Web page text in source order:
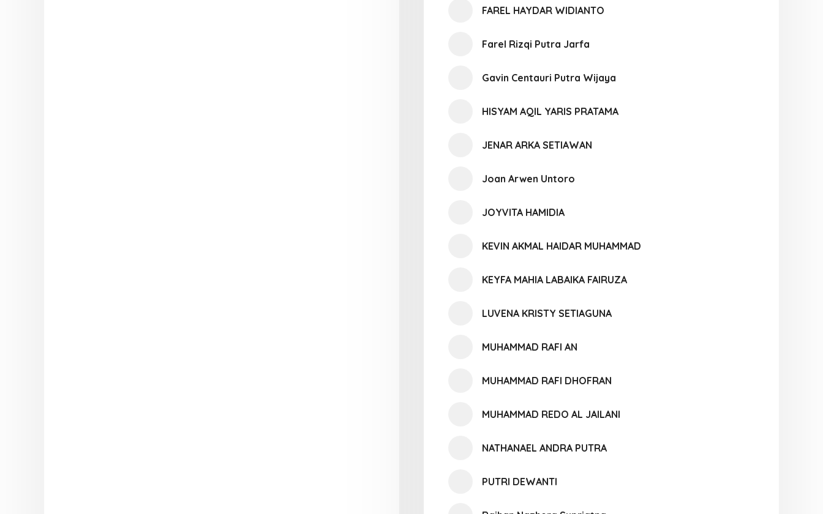
FAREL HAYDAR WIDIANTO
Farel Rizqi Putra Jarfa
Gavin Centauri Putra Wijaya
HISYAM AQIL YARIS PRATAMA
JENAR ARKA SETIAWAN
Joan Arwen Untoro
JOYVITA HAMIDIA
KEVIN AKMAL HAIDAR MUHAMMAD
KEYFA MAHIA LABAIKA FAIRUZA
LUVENA KRISTY SETIAGUNA
MUHAMMAD RAFI AN
MUHAMMAD RAFI DHOFRAN
MUHAMMAD REDO AL JAILANI
NATHANAEL ANDRA PUTRA
PUTRI DEWANTI